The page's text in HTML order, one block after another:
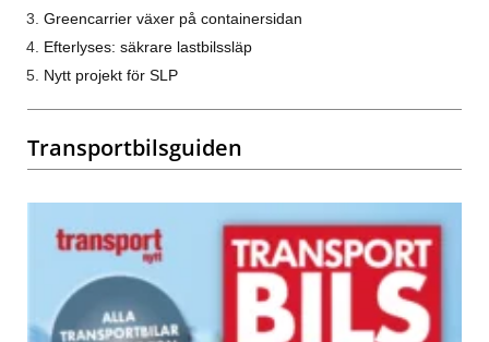
Greencarrier växer på containersidan
Efterlyses: säkrare lastbilssläp
Nytt projekt för SLP
Transportbilsguiden